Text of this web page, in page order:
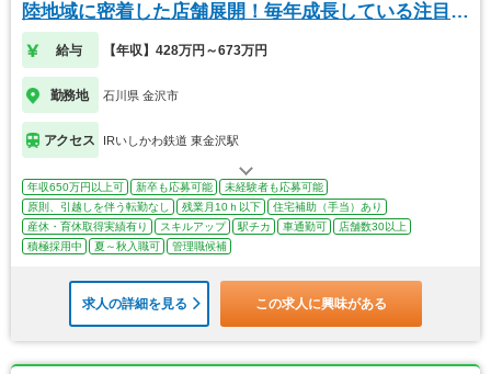
陸地域に密着した店舗展開！毎年成長している注目企
業
給与 【年収】428万円～673万円
勤務地 石川県 金沢市
アクセス IRいしかわ鉄道 東金沢駅
年収650万円以上可 新卒も応募可能
未経験者も応募可能
原則、引越しを伴う転勤なし
残業月10ｈ以下
住宅補助（手当）あり
産休・育休取得実績有り
スキルアップ 駅チカ 車通勤可
店舗数30以上
積極採用中
夏～秋入職可 管理職候補
求人の詳細を見る この求人に興味がある